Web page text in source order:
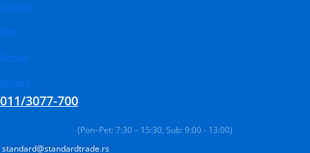
Pređi
sadržaj
O nama
Blog
Kontakt
Karijera
011/3077-700
(Pon–Pet: 7:30 – 15:30, Sub: 9:00 - 13:00)
standard@standardtrade.rs
Products
Products